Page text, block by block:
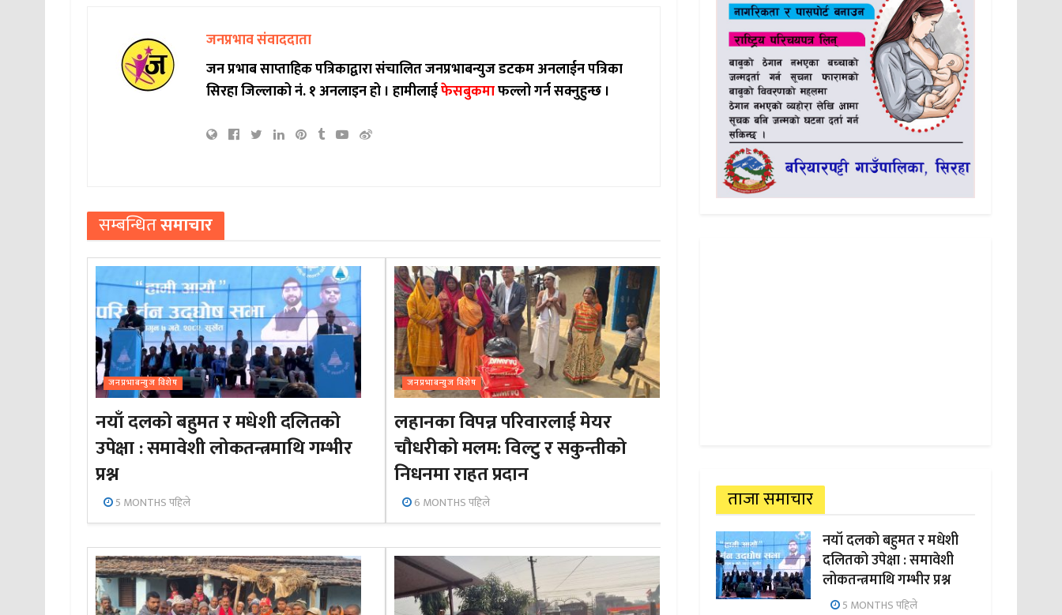
जनप्रभाव संवाददाता
जन प्रभाब साप्ताहिक पत्रिकाद्वारा संचालित जनप्रभाबन्युज डटकम अनलाईन पत्रिका
सिरहा जिल्लाको नं. १ अनलाइन हो ।हामीलाईफेसबुकमाफल्लो गर्न सक्नुहुन्छ ।
सम्बन्धितसमाचार
जनप्रभाबन्युज विशेष
नयाँ दलको बहुमत र मधेशी दलितको
उपेक्षा : समावेशी लोकतन्त्रमाथि गम्भीर
प्रश्न
5 MONTHS पहिले
जनप्रभाबन्युज विशेष
लहानका विपन्न परिवारलाई मेयर
चौधरीको मलम: विल्टु र सकुन्तीको
निधनमा राहत प्रदान
6 MONTHS पहिले ताजा समाचार
नयाँ दलको बहुमत र मधेशी
दलितको उपेक्षा : समावेशी
लोकतन्त्रमाथि गम्भीर प्रश्न
5 MONTHS पहिले